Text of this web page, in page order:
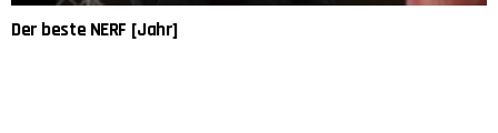
Der beste NERF [Jahr]